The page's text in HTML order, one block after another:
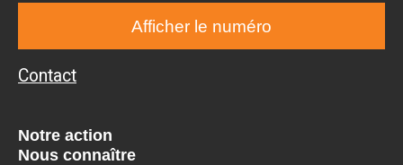
Afficher le numéro
Contact
Notre action
Nous connaître